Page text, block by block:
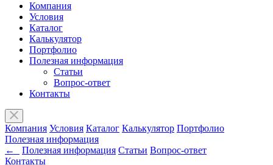
Компания
Условия
Каталог
Калькулятор
Портфолио
Полезная информация
Статьи
Вопрос-ответ
Контакты
Компания Условия Каталог Калькулятор Портфолио
Полезная информация
←
Полезная информация Статьи Вопрос-ответ
Контакты